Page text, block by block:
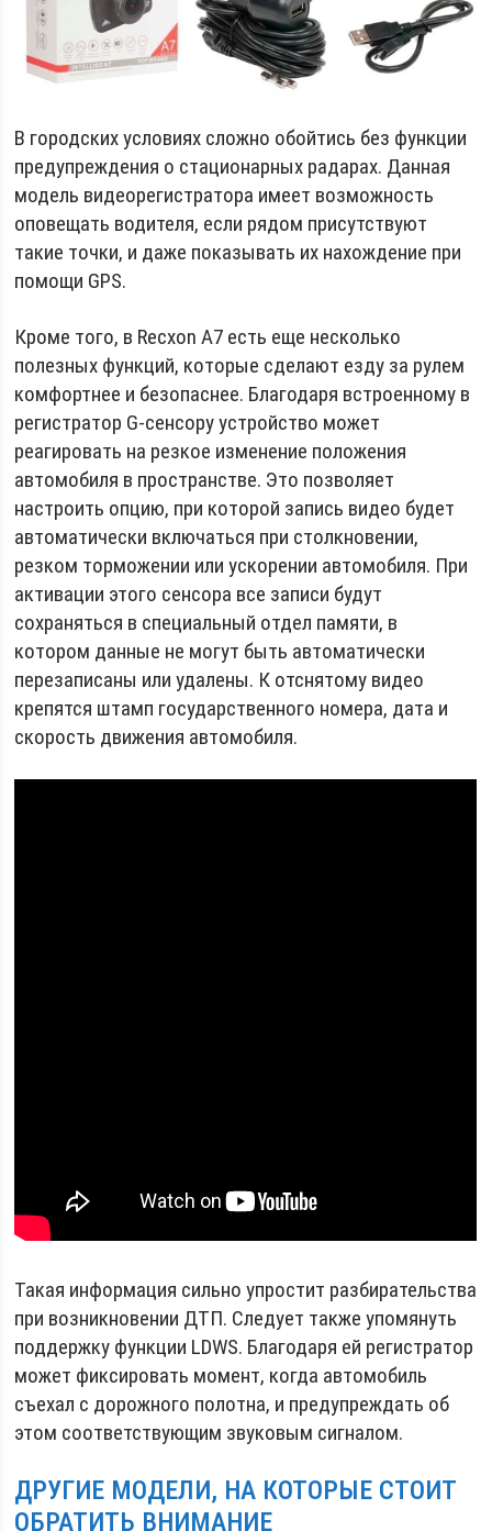
В городских условиях сложно обойтись без функции
предупреждения о стационарных радарах. Данная
модель видеорегистратора имеет возможность
оповещать водителя, если рядом присутствуют
такие точки, и даже показывать их нахождение при
помощи GPS.
Кроме того, в Recxon A7 есть еще несколько
полезных функций, которые сделают езду за рулем
комфортнее и безопаснее. Благодаря встроенному в
регистратор G-сенсору устройство может
реагировать на резкое изменение положения
автомобиля в пространстве. Это позволяет
настроить опцию, при которой запись видео будет
автоматически включаться при столкновении,
резком торможении или ускорении автомобиля. При
активации этого сенсора все записи будут
сохраняться в специальный отдел памяти, в
котором данные не могут быть автоматически
перезаписаны или удалены. К отснятому видео
крепятся штамп государственного номера, дата и
скорость движения автомобиля.
Такая информация сильно упростит разбирательства
при возникновении ДТП. Следует также упомянуть
поддержку функции LDWS. Благодаря ей регистратор
может фиксировать момент, когда автомобиль
съехал с дорожного полотна, и предупреждать об
этом соответствующим звуковым сигналом.
ДРУГИЕ МОДЕЛИ, НА КОТОРЫЕ СТОИТ
ОБРАТИТЬ ВНИМАНИЕ